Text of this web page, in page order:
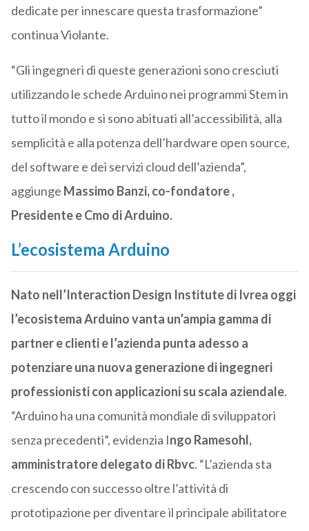
dedicate per innescare questa trasformazione”
continua Violante.
“Gli ingegneri di queste generazioni sono cresciuti
utilizzando le schede Arduino nei programmi Stem in
tutto il mondo e si sono abituati all’accessibilità, alla
semplicità e alla potenza dell’hardware open source,
del software e dei servizi cloud dell’azienda”,
aggiunge Massimo Banzi, co-fondatore ,
Presidente e Cmo di Arduino.
L’ecosistema Arduino
Nato nell’Interaction Design Institute di Ivrea oggi
l’ecosistema Arduino vanta un’ampia gamma di
partner e clienti e l’azienda punta adesso a
potenziare una nuova generazione di ingegneri
professionisti con applicazioni su scala aziendale.
“Arduino ha una comunità mondiale di sviluppatori
senza precedenti”, evidenzia Ingo Ramesohl,
amministratore delegato di Rbvc. “L’azienda sta
crescendo con successo oltre l’attività di
prototipazione per diventare il principale abilitatore